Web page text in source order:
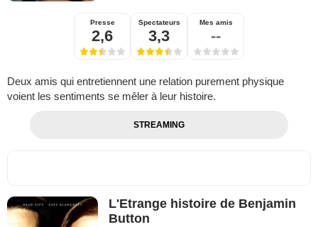
Presse
2,6
Spectateurs
3,3
Mes amis
--
Deux amis qui entretiennent une relation purement physique
voient les sentiments se mêler à leur histoire.
STREAMING
L'Etrange histoire de Benjamin
Button